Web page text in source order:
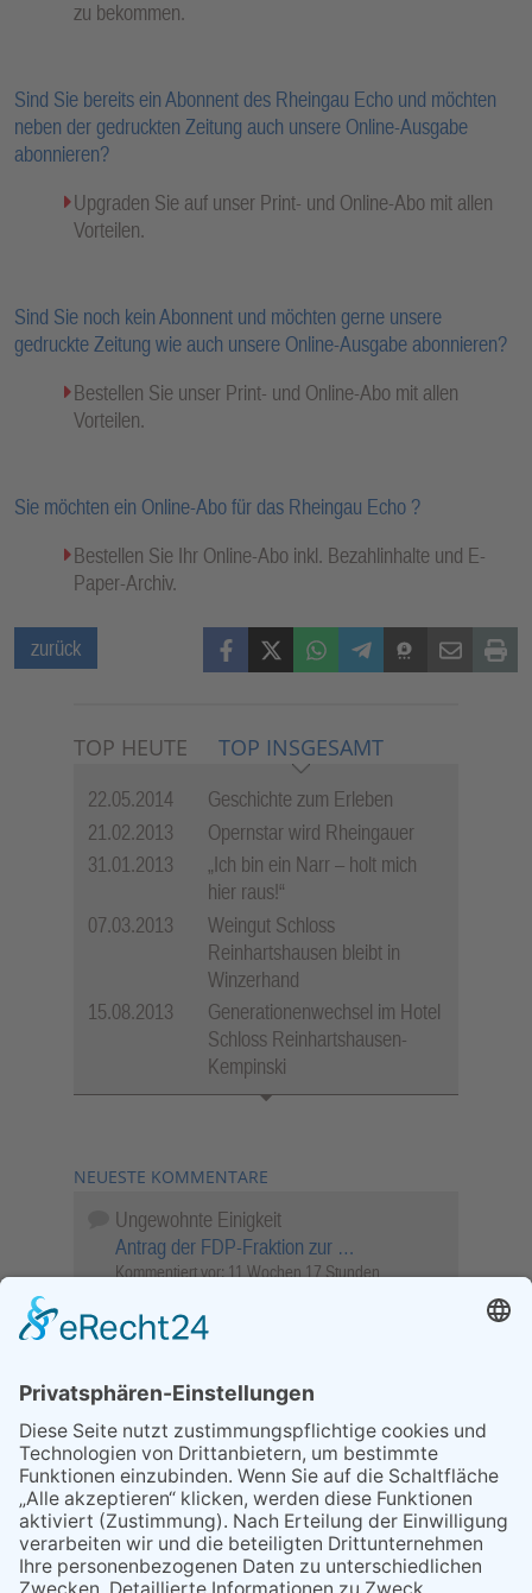
zu bekommen.
Sind Sie bereits ein Abonnent des Rheingau Echo und möchten
neben der gedruckten Zeitung auch unsere Online-Ausgabe
abonnieren?
Upgraden Sie auf unser Print- und Online-Abo mit allen
Vorteilen.
Sind Sie noch kein Abonnent und möchten gerne unsere
gedruckte Zeitung wie auch unsere Online-Ausgabe abonnieren?
Bestellen Sie unser Print- und Online-Abo mit allen
Vorteilen.
Sie möchten ein Online-Abo für das Rheingau Echo ?
Bestellen Sie Ihr Online-Abo inkl. Bezahlinhalte und E-
Paper-Archiv.
zurück FacebookX (Twitter)WhatsAppTelegramThreemaMail Print
TOP HEUTE TOP INSGESAMT
22.05.2014
Geschichte zum Erleben
21.02.2013
Opernstar wird Rheingauer
31.01.2013
„Ich bin ein Narr – holt mich
hier raus!“
07.03.2013
Weingut Schloss
Reinhartshausen bleibt in
Winzerhand
15.08.2013
Generationenwechsel im Hotel
Schloss Reinhartshausen-
Kempinski
NEUESTE KOMMENTARE
Ungewohnte Einigkeit
Antrag der FDP-Fraktion zur …
Kommentiert vor: 11 Wochen 17 Stunden
Objekt …
Kommentiert vor: 26 Wochen 2 Tage
Sperrung für Wassersportler schlägt hohe
Wellen
Sperrung der Stillgewässer
Kommentiert vor:1 Jahr 50 Wochen
Literarischer Rückblick
Alte Schule
Kommentiert vor:3 Jahre 18 Wochen